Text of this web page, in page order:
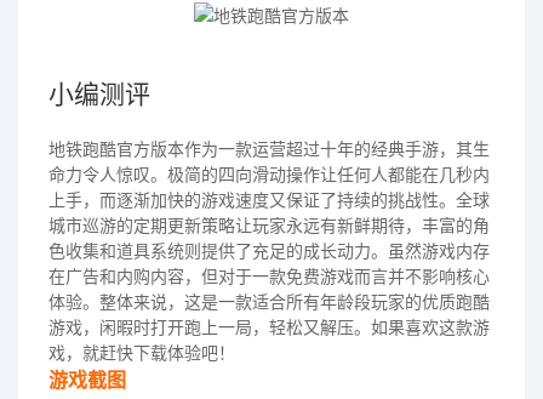
小编测评
地铁跑酷官方版本作为一款运营超过十年的经典手游，其生
命力令人惊叹。极简的四向滑动操作让任何人都能在几秒内
上手，而逐渐加快的游戏速度又保证了持续的挑战性。全球
城市巡游的定期更新策略让玩家永远有新鲜期待，丰富的角
色收集和道具系统则提供了充足的成长动力。虽然游戏内存
在广告和内购内容，但对于一款免费游戏而言并不影响核心
体验。整体来说，这是一款适合所有年龄段玩家的优质跑酷
游戏，闲暇时打开跑上一局，轻松又解压。如果喜欢这款游
戏，就赶快下载体验吧！
游戏截图